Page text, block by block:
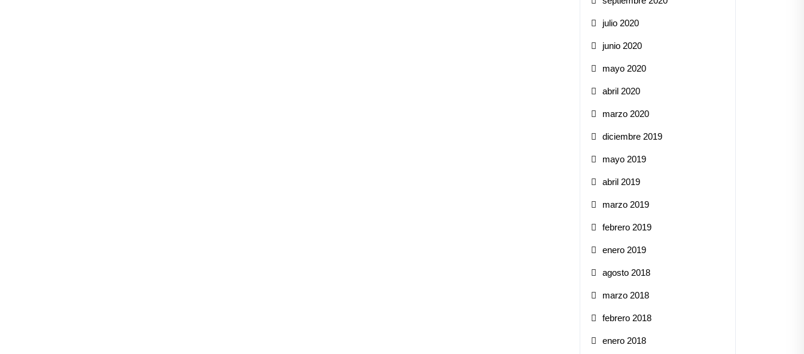
julio 2020
junio 2020
mayo 2020
abril 2020
marzo 2020
diciembre 2019
mayo 2019
abril 2019
marzo 2019
febrero 2019
enero 2019
agosto 2018
marzo 2018
febrero 2018
enero 2018